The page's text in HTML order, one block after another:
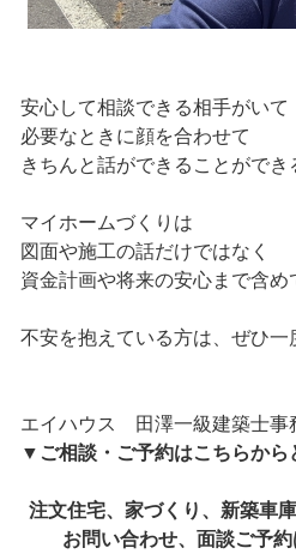
安心して相談できる相手がいて
必要なときに顔を合わせて
きちんと話ができることができ
マイホームづくりは
図面や施工の話だけではなく
資金計画や将来の安心まで含め
不安を抱えている方は、ぜひ一
エイハウス 田澤一級建築士事
▼ ご相談・ご予約はこちらから
注文住宅、家づくり、新築車
お問い合わせ、面談ご予